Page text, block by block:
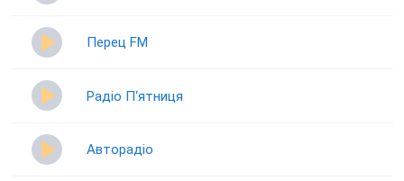
Перец FM
Радіо П‘ятниця
Авторадіо